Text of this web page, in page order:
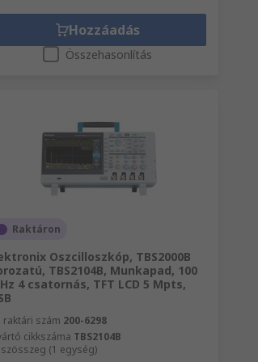
Hozzáadás
Összehasonlítás
Raktáron
Oszcilloszkóp, TBS2000B
TBS2104B, Munkapad, 100
4 csatornás, TFT LCD 5 Mpts,
raktári szám 200-6298
cikkszáma TBS2104B
(1 egység)